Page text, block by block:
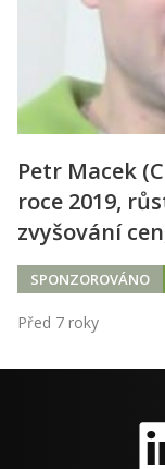
Petr Macek
roce 2019,
zvyšování
SPONZOROVÁNO
Před 7 roky